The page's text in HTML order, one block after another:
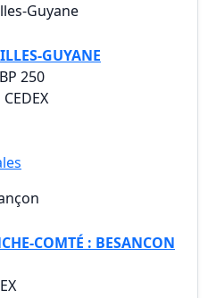
Guyane
GUYANE
250
COMTÉ : BESANCON